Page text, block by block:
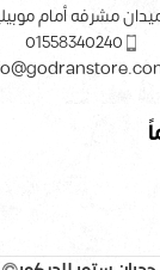
مشرفه أمام
01558340240